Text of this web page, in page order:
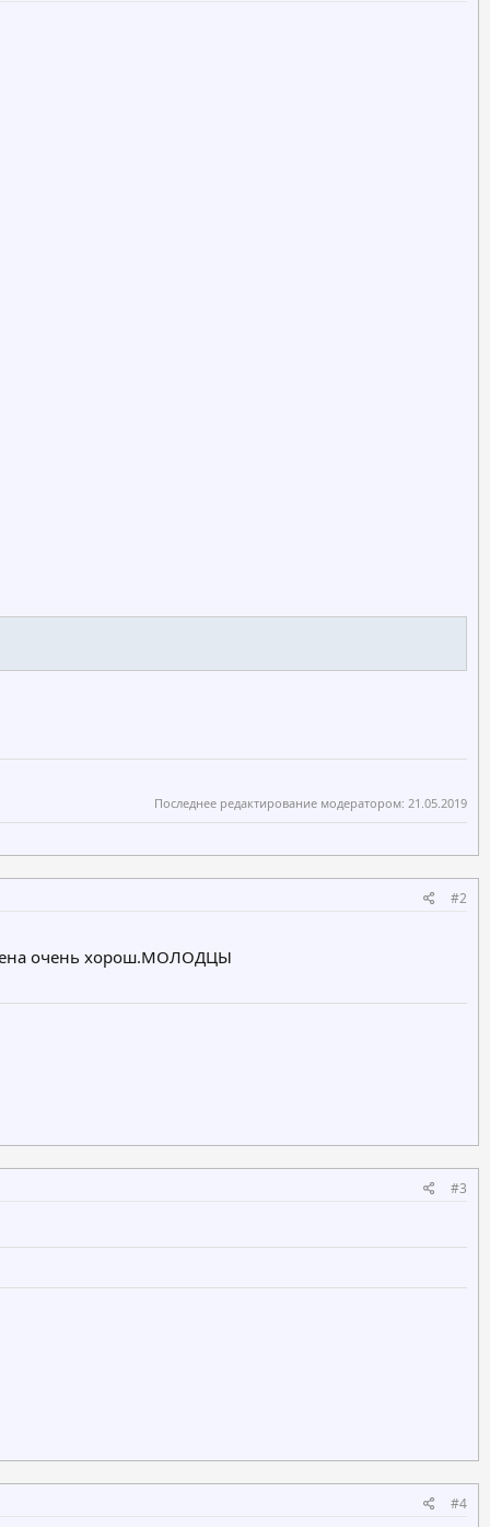
Последнее редактирование модератором: 21.05.2019
#2
очень хорош.МОЛОДЦЫ
#3
#4